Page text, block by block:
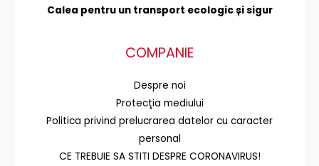
Calea pentru un transport ecologic și sigur
COMPANIE
Despre noi
Protecţia mediului
Politica privind prelucrarea datelor cu caracter
personal
CE TREBUIE SA STITI DESPRE CORONAVIRUS!